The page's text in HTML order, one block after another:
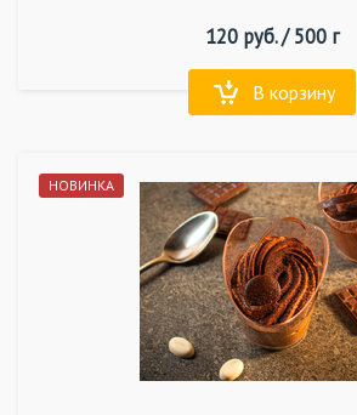
120руб. /500 г
В корзину
НОВИНКА